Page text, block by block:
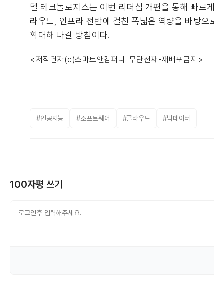
델 테크놀로지스는 이번 리더십 개편을 통해 빠르
라우드, 인프라 전반에 걸친 폭넓은 역량을 바탕
확대해 나갈 방침이다.
<저작권자(c)스마트앤컴퍼니. 무단전재-재배포금지>
#인공지능 #소프트웨어 #클라우드 #빅데이터
100자평 쓰기